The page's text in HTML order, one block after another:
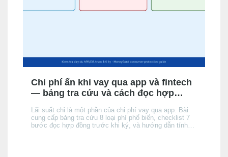
Chi phí ẩn khi vay qua app và fintech
— bảng tra cứu và cách đọc hợp
Lãi suất chỉ là một phần của chi phí vay qua app. Bài
cung cấp bảng tra cứu 8 loại phí phổ biến, checklist 7
bước đọc hợp đồng trước khi ký, và hướng dẫn tính